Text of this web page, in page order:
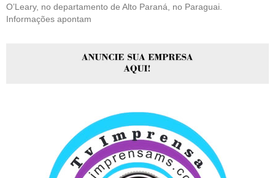
O’Leary, no departamento de Alto Paraná, no Paraguai.
Informações apontam